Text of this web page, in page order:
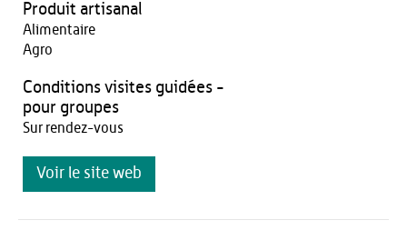
Produit artisanal
Alimentaire
Agro
Conditions visites guidées -
pour groupes
Sur rendez-vous
Voir le site web